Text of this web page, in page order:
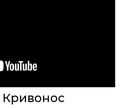
Кривонос